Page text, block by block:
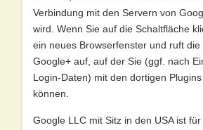
Verbindung mit den Servern von
wird. Wenn Sie auf die Schaltfläche
ein neues Browserfenster und ruft die
Google+ auf, auf der Sie (ggf. nach
Login-Daten) mit den dortigen
können.
Google LLC mit Sitz in den USA ist